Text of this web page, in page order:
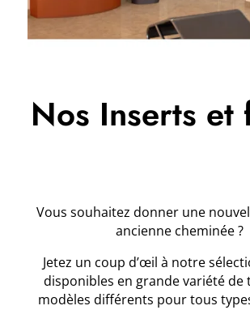
Nos Inserts et
Vous souhaitez donner une
ancienne cheminée ?
Jetez un coup d’œil à notre
disponibles en grande variété de
modèles différents pour tous